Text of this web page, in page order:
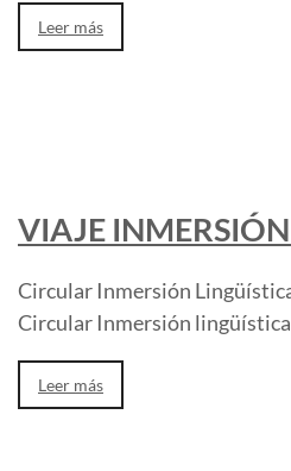
Leer más
VIAJE
Circular Inmersión Lingüística
Circular Inmersión lingüística
Leer más